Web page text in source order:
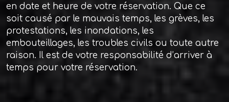
en date et heure de votre réservation. Que ce
soit causé par le mauvais temps, les grèves, les
protestations, les inondations, les
embouteillages, les troubles civils ou toute autre
raison. Il est de votre responsabilité d’arriver à
temps pour votre réservation.